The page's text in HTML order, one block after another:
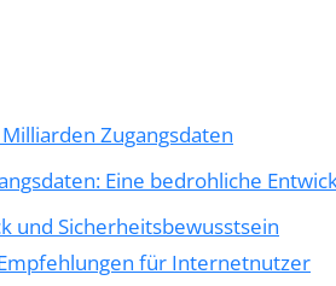
Zugangsdaten
Eine bedrohliche
und Sicherheitsbewusstsein
für Internetnutzer